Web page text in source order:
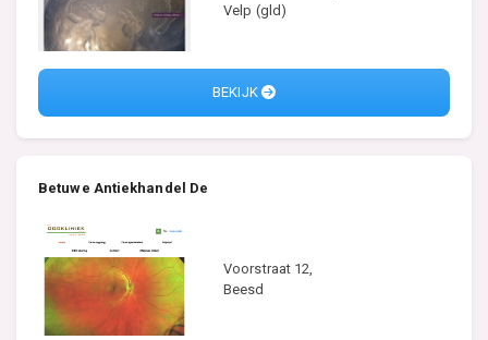
Velp (gld)
BEKIJK
Betuwe Antiekhandel De
Voorstraat 12,
Beesd